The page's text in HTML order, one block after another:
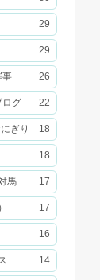
29
29
事 26
ログ 22
ぎり 18
18
馬 17
17
16
14